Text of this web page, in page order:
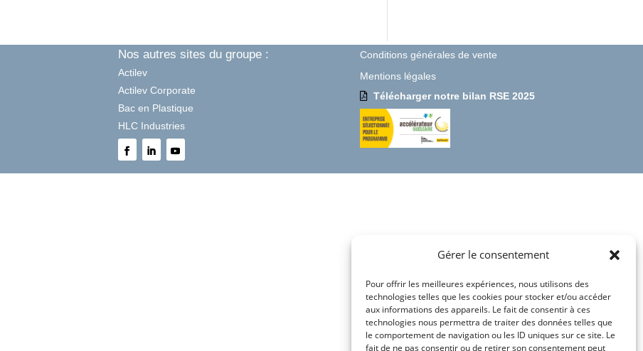
Gérer le consentement
Pour offrir les meilleures expériences, nous utilisons des
technologies telles que les cookies pour stocker et/ou accéder
aux informations des appareils. Le fait de consentir à ces
technologies nous permettra de traiter des données telles que
le comportement de navigation ou les ID uniques sur ce site. Le
fait de ne pas consentir ou de retirer son consentement peut
Nos autres sites du groupe :
Actilev
Actilev Corporate
Bac en Plastique
HLC Industries
Conditions générales de vente
Mentions légales
Télécharger notre bilan RSE 2025